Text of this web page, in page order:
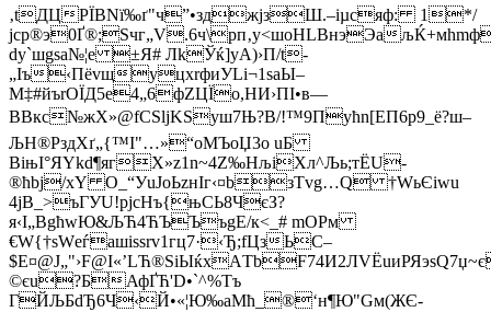
‚tДЦРЇВNї‰ґ"ч”•зджјзШ.–iµcяф: 1*/
јcp®э0Ґ®;Ѕчг„V.6ч\рп‚у<шоHLВнэЭa
dу`шgsa№¦e ±Я# ЛkЎќ]уA)›П/t­
„Iъ‹ПёvщуцхrфиУLi¬1ѕаЫ–
M‡#йъrOЇД5e4„6фZЦЇo,НИ›ПІ•в—
BВкс№жХ»@fCSljKSуш7Њ?В/!™9Пућn[EП6р9_ё?ш–
ЉН®РздХґ„{™I"…»“oМЪоЏ3о uБ
ВіњІ°ЯYkd¶ягХ»z1n~4Z‰HљіХл^Љь;тЁU-
®ћbј/xY O_“УuJоЬzнІг‹¤bзТvg…Q †WьЄіwu
4jВ_>ъГУU!pјсHъ{њCЬ8­ЧєЗ?
я‹І„BgћwЮ&ЉЋ4ЋЪЪъgE/к<_# mОPм
€W{†sWеѓaшіѕѕrv1гц7·‹Ђ;fЦзЬС–
©єu?БАфҐЋ'D•`^%Тъ
ГЙЉБdЂ6Ч‹Й•«¦Ю‰aMћ_®‘н¶Ю"Gм(ЖЄ­